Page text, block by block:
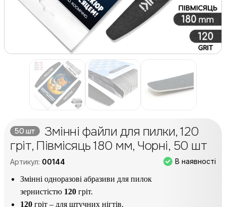
50 шт
Змінні файли для пилки, 120
гріт, Півмісяць 180 мм, Чорні, 50 шт
Артикул: 00144 В наявності
Змінні одноразові абразиви для пилок
зернистістю 120 гріт.
120 гріт – для штучних нігтів.